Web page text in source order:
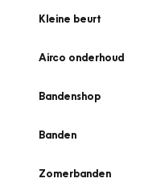
Kleine beurt
Airco onderhoud
Bandenshop
Banden
Zomerbanden